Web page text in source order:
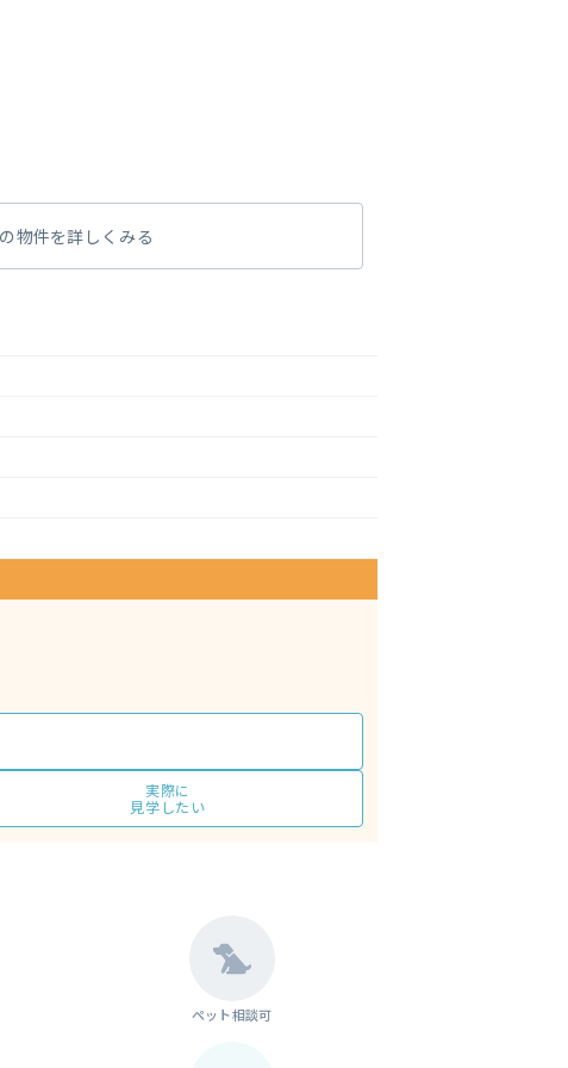
物件を詳しくみる
実際に
見学したい
ペット相談可